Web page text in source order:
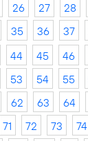
26 27 28
35 36 37
44 45 46
53 54 55
62 63 64
71 72 73 74